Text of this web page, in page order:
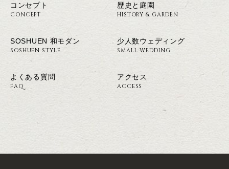
コンセプト
CONCEPT
歴史と庭園
HISTORY & GARDEN
SOSHUEN 和モダン
SOSHUEN STYLE
少人数ウェディング
SMALL WEDDING
よくある質問
FAQ
アクセス
ACCESS